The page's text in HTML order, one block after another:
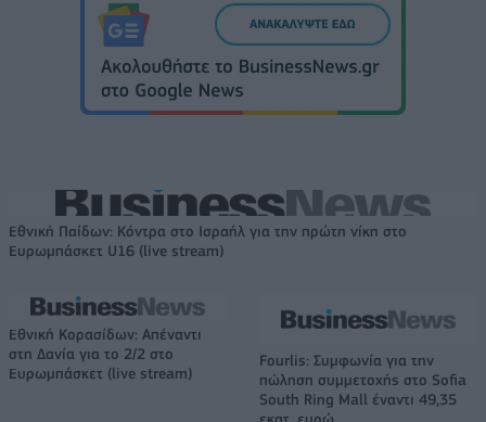
Εθνική Παίδων: Κόντρα στο Ισραήλ για την πρώτη νίκη στο
Ευρωμπάσκετ U16 (live stream)
Εθνική Κορασίδων: Απέναντι
στη Δανία για το 2/2 στο
Ευρωμπάσκετ (live stream)
Fourlis: Συμφωνία για την
πώληση συμμετοχής στο Sofia
South Ring Mall έναντι 49,35
εκατ. ευρώ